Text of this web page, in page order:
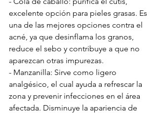
excelente opción para pieles grasas. Es
una de las mejores opciones contra el
acné, ya que desinflama los granos,
reduce el sebo y contribuye a que no
aparezcan otras impurezas.
- Manzanilla: Sirve como ligero
analgésico, el cual ayuda a refrescar la
zona y prevenir infecciones en el área
afectada. Disminuye la apariencia de